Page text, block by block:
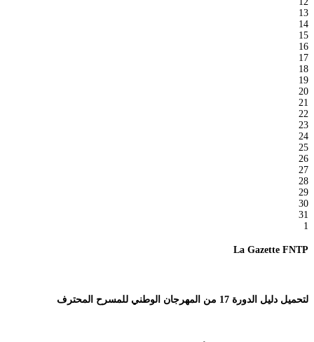
13
14
15
16
17
18
19
20
21
22
23
24
25
26
27
28
29
30
31
1
La Gazette FNTP
لتحميل دليل الدورة 17 من المهرجان الوطني للمسرح المحترف